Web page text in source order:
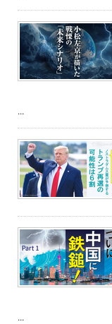
...
...